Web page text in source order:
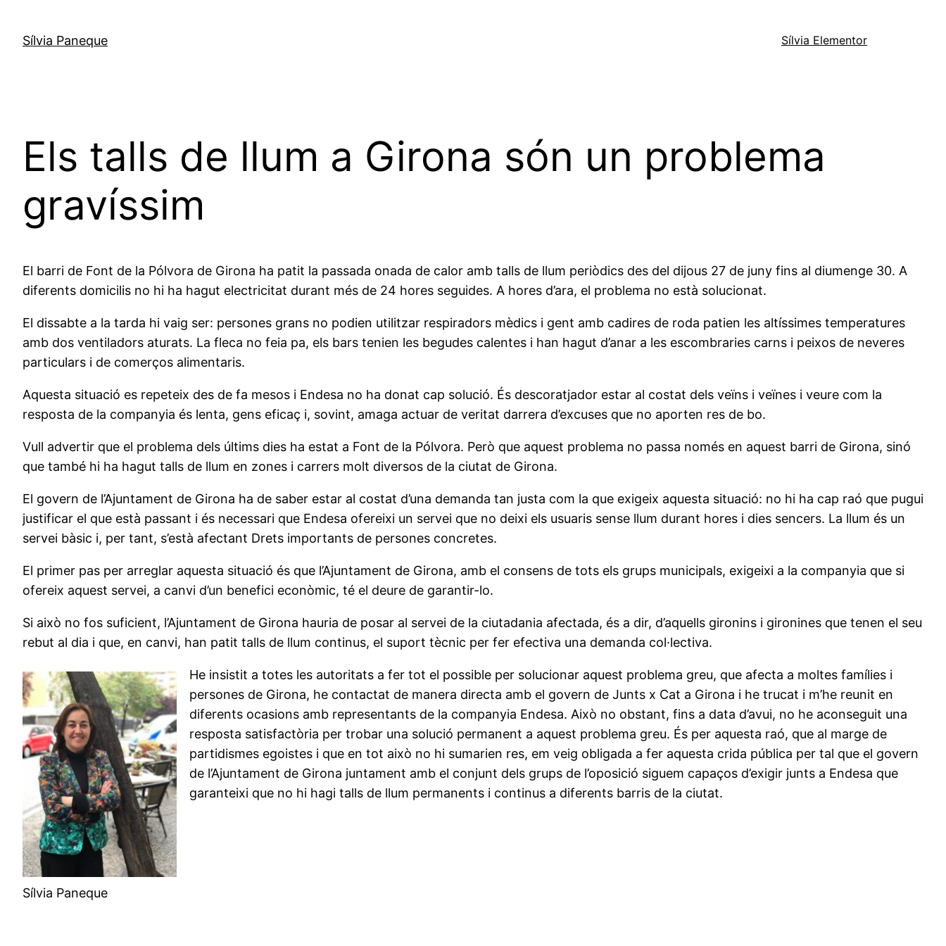
Sílvia Paneque Sílvia Elementor
Els talls de llum a Girona són un problema
gravíssim
El barri de Font de la Pólvora de Girona ha patit la passada onada de calor amb talls de llum periòdics des del dijous 27 de juny fins al diumenge 30. A
diferents domicilis no hi ha hagut electricitat durant més de 24 hores seguides. A hores d’ara, el problema no està solucionat.
El dissabte a la tarda hi vaig ser: persones grans no podien utilitzar respiradors mèdics i gent amb cadires de roda patien les altíssimes temperatures
amb dos ventiladors aturats. La fleca no feia pa, els bars tenien les begudes calentes i han hagut d’anar a les escombraries carns i peixos de neveres
particulars i de comerços alimentaris.
Aquesta situació es repeteix des de fa mesos i Endesa no ha donat cap solució. És descoratjador estar al costat dels veïns i veïnes i veure com la
resposta de la companyia és lenta, gens eficaç i, sovint, amaga actuar de veritat darrera d’excuses que no aporten res de bo.
Vull advertir que el problema dels últims dies ha estat a Font de la Pólvora. Però que aquest problema no passa només en aquest barri de Girona, sinó
que també hi ha hagut talls de llum en zones i carrers molt diversos de la ciutat de Girona.
El govern de l’Ajuntament de Girona ha de saber estar al costat d’una demanda tan justa com la que exigeix aquesta situació: no hi ha cap raó que pugui
justificar el que està passant i és necessari que Endesa ofereixi un servei que no deixi els usuaris sense llum durant hores i dies sencers. La llum és un
servei bàsic i, per tant, s’està afectant Drets importants de persones concretes.
El primer pas per arreglar aquesta situació és que l’Ajuntament de Girona, amb el consens de tots els grups municipals, exigeixi a la companyia que si
ofereix aquest servei, a canvi d’un benefici econòmic, té el deure de garantir-lo.
Si això no fos suficient, l’Ajuntament de Girona hauria de posar al servei de la ciutadania afectada, és a dir, d’aquells gironins i gironines que tenen el seu
rebut al dia i que, en canvi, han patit talls de llum continus, el suport tècnic per fer efectiva una demanda col·lectiva.
Sílvia Paneque
He insistit a totes les autoritats a fer tot el possible per solucionar aquest problema greu, que afecta a moltes famílies i
persones de Girona, he contactat de manera directa amb el govern de Junts x Cat a Girona i he trucat i m’he reunit en
diferents ocasions amb representants de la companyia Endesa. Això no obstant, fins a data d’avui, no he aconseguit una
resposta satisfactòria per trobar una solució permanent a aquest problema greu. És per aquesta raó, que al marge de
partidismes egoistes i que en tot això no hi sumarien res, em veig obligada a fer aquesta crida pública per tal que el govern
de l’Ajuntament de Girona juntament amb el conjunt dels grups de l’oposició siguem capaços d’exigir junts a Endesa que
garanteixi que no hi hagi talls de llum permanents i continus a diferents barris de la ciutat.